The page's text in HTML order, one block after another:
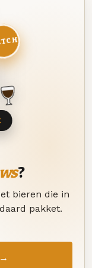
?
bieren die in
pakket.